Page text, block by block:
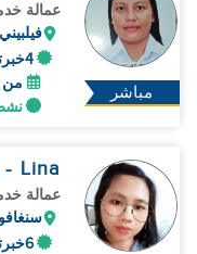
مباشر
عمالة
فيلبيني
4خبرتك
من 04 Oct 2026 | دوام كامل
Lina
- 36
عمالة
6خبرتك